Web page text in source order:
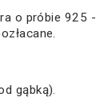
o próbie 925 -
gąbką).